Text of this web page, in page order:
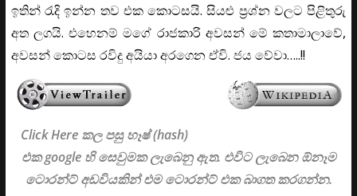
ඉතින් රැදි ඉන්න තව එක කොටසයි. සියළු ප්‍රශ්න වලට පිළිතුරු
අත ලගයි. එහෙනම් මගේ රාජකාරි අවසන් මේ කතාමාලාවේ,
අවසන් කොටස රවිදු අයියා අරගෙන ඒවි. ජය වේවා…..!!
Click Here කල පසු හෑෂ් (hash)
එක google හි සෙවුමක ලැබෙනු ඇත. එවිට ලැබෙන ඕනෑම
ටොරන්ට් අඩවියකින් එම ටොරන්ට් එක බාගත කරගන්න.